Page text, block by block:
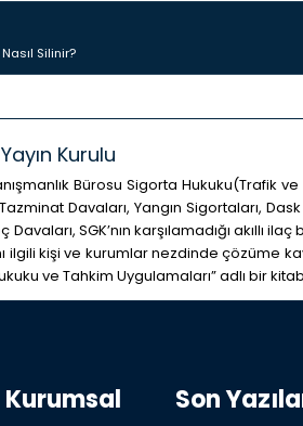
Silinir?
Kurulu
Bürosu Sigorta Hukuku(Trafik
Davaları, Yangın Sigortaları,
Davaları, SGK’nın karşılamadığı
ilgili kişi ve kurumlar nezdinde çözüme
ve Tahkim Uygulamaları” adlı bir
Kurumsal Son